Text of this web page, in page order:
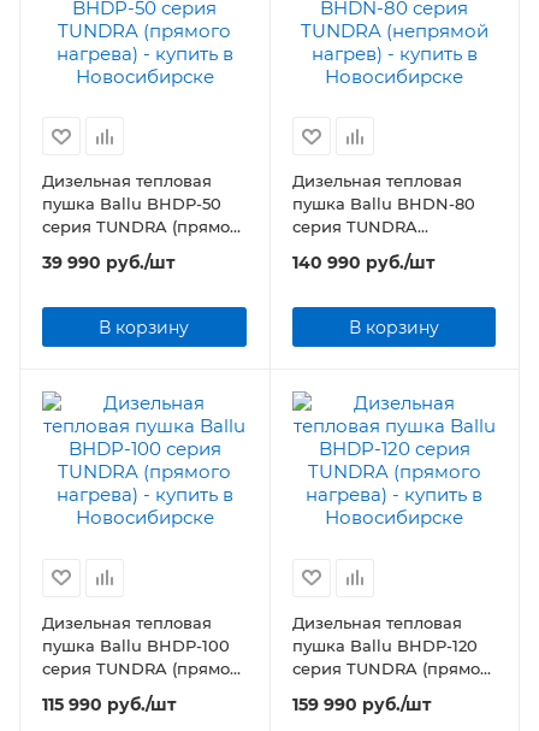
Дизельная тепловая
пушка Ballu BHDP-50
серия TUNDRA (прямого
39 990 руб./шт
В корзину
Дизельная тепловая
пушка Ballu BHDN-80
серия TUNDRA
(непрямой нагрев)
140 990 руб./шт
В корзину
Дизельная тепловая
пушка Ballu BHDP-100
серия TUNDRA (прямого
115 990 руб./шт
Дизельная тепловая
пушка Ballu BHDP-120
серия TUNDRA (прямого
159 990 руб./шт